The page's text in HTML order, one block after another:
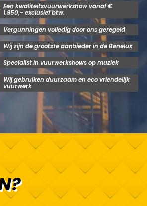
Een kwaliteitsvuurwerkshow vanaf €
1.950,- exclusief btw.
Vergunningen volledig door ons geregeld
Wij zijn de grootste aanbieder in de Benelux
Specialist in vuurwerkshows op muziek
Wij gebruiken duurzaam en eco vriendelijk
vuurwerk